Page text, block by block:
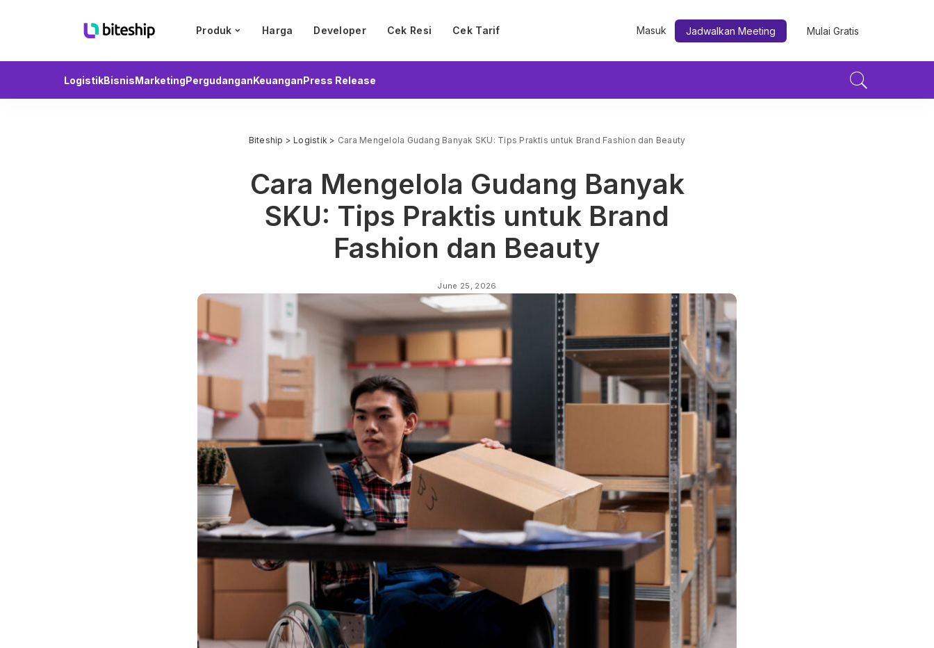
Produk Harga Developer Cek Resi Cek Tarif Masuk Jadwalkan Meeting Mulai Gratis
LogistikBisnisMarketingPergudanganKeuanganPress Release
Biteship >Logistik > Cara Mengelola Gudang Banyak SKU: Tips Praktis untuk Brand Fashion dan Beauty
Cara Mengelola Gudang Banyak
SKU: Tips Praktis untuk Brand
Fashion dan Beauty
June 25, 2026